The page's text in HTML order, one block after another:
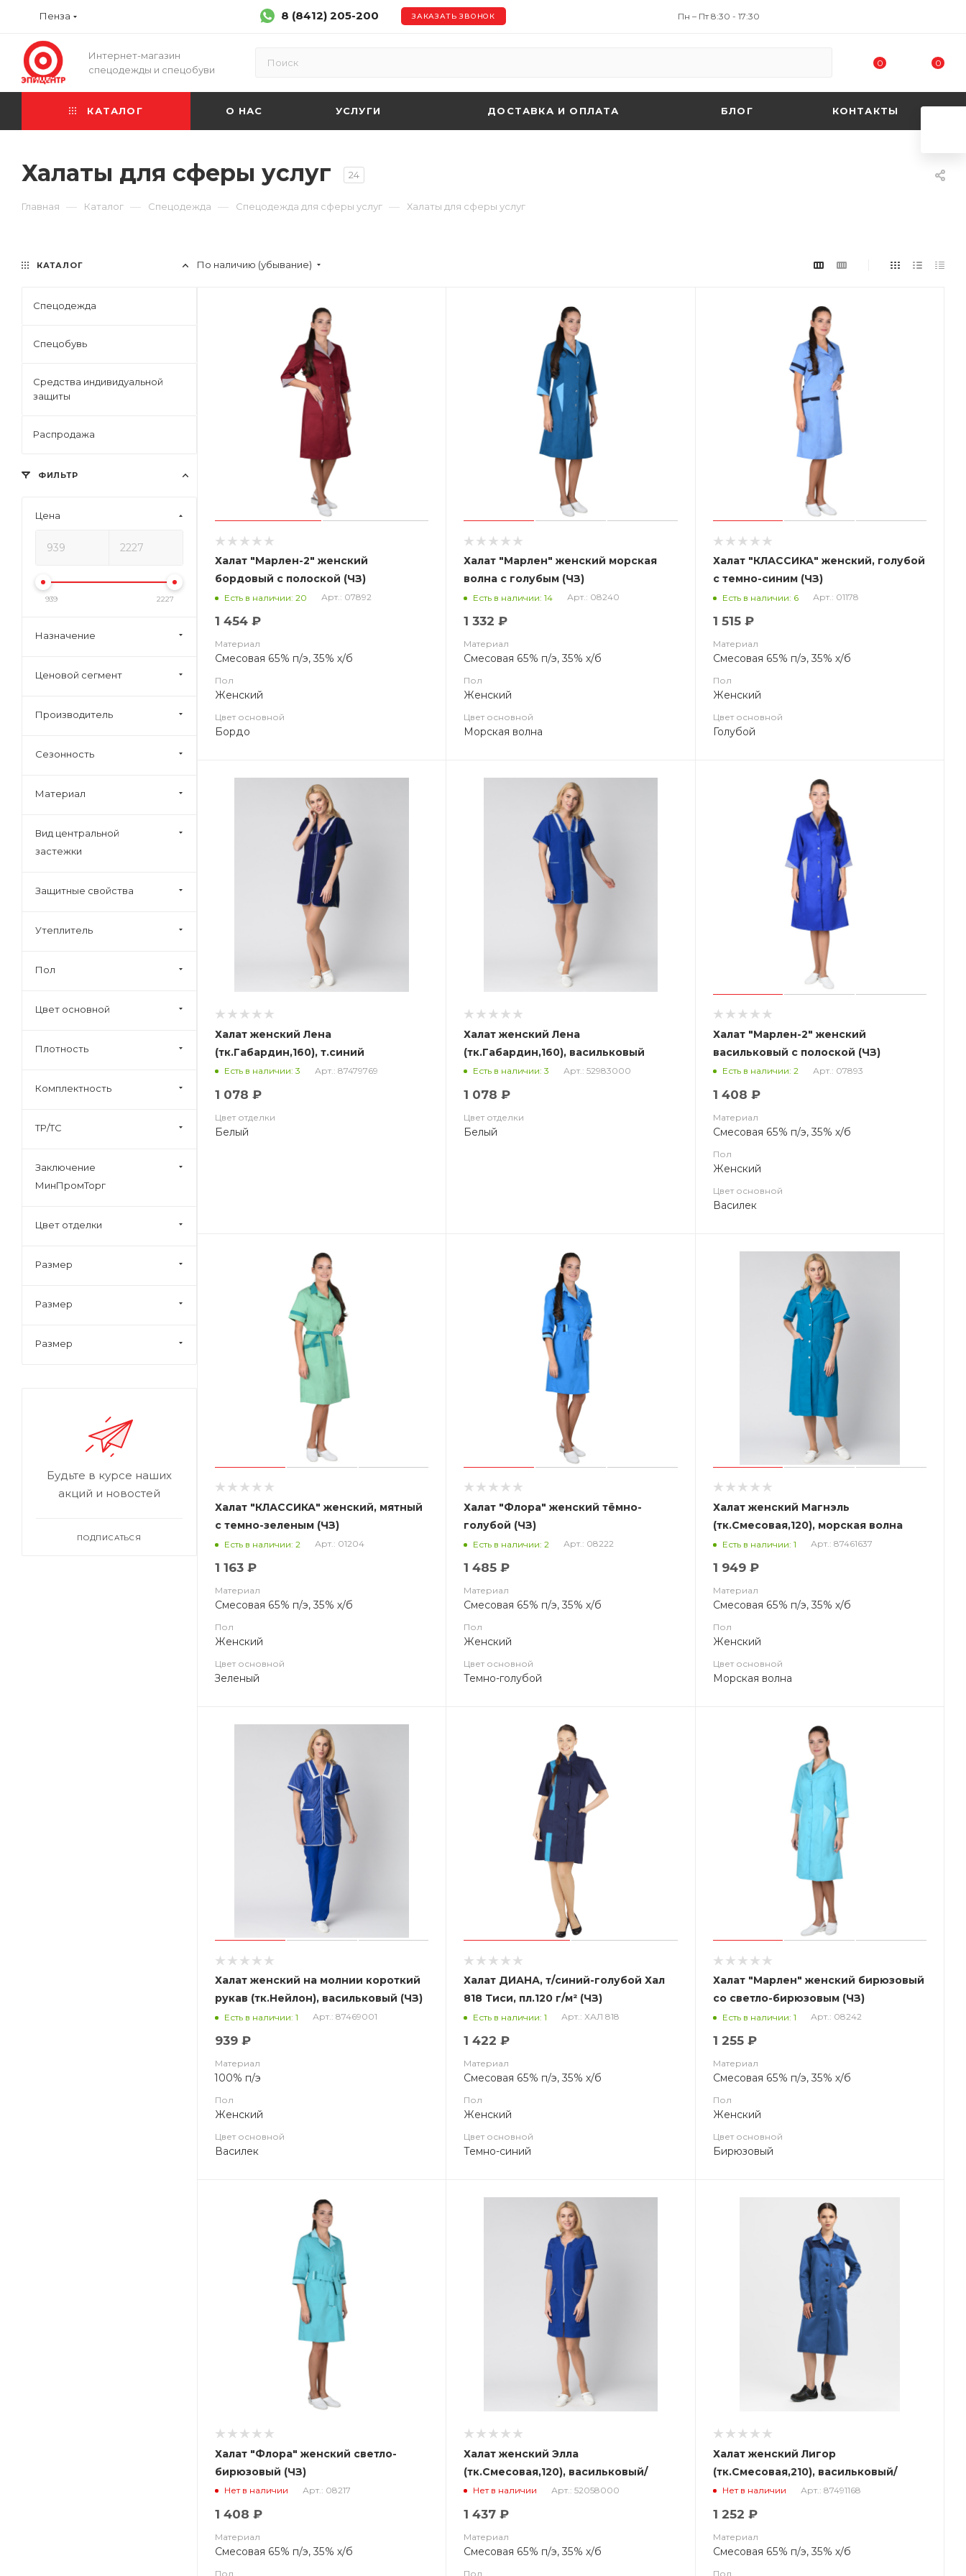
Пенза 8 (8412) 205-200 ЗАКАЗАТЬ ЗВОНОК Пн – Пт 8:30 - 17:30
Интернет-магазин
спецодежды и спецобуви
0 0
КАТАЛОГ О НАС УСЛУГИ ДОСТАВКА И ОПЛАТА БЛОГ КОНТАКТЫ
Халаты для сферы услуг 24
Главная — Каталог — Спецодежда — Спецодежда для сферы услуг — Халаты для сферы услуг
По наличию (убывание)
Халат "Марлен-2" женский
бордовый с полоской (ЧЗ)
Есть в наличии: 20 Арт.: 07892
1 454 ₽
Материал
Смесовая 65% п/э, 35% х/б
Пол
Женский
Цвет основной
Бордо
Халат "Марлен" женский морская
волна с голубым (ЧЗ)
Есть в наличии: 14 Арт.: 08240
1 332 ₽
Материал
Смесовая 65% п/э, 35% х/б
Пол
Женский
Цвет основной
Морская волна
Халат "КЛАССИКА" женский, голубой
с темно-синим (ЧЗ)
Есть в наличии: 6 Арт.: 01178
1 515 ₽
Материал
Смесовая 65% п/э, 35% х/б
Пол
Женский
Цвет основной
Голубой
Халат женский Лена
(тк.Габардин,160), т.синий
Есть в наличии: 3 Арт.: 87479769
1 078 ₽
Цвет отделки
Белый
Халат женский Лена
(тк.Габардин,160), васильковый
Есть в наличии: 3 Арт.: 52983000
1 078 ₽
Цвет отделки
Белый
Халат "Марлен-2" женский
васильковый с полоской (ЧЗ)
Есть в наличии: 2 Арт.: 07893
1 408 ₽
Материал
Смесовая 65% п/э, 35% х/б
Пол
Женский
Цвет основной
Василек
Халат "КЛАССИКА" женский, мятный
с темно-зеленым (ЧЗ)
Есть в наличии: 2 Арт.: 01204
1 163 ₽
Материал
Смесовая 65% п/э, 35% х/б
Пол
Женский
Цвет основной
Зеленый
Халат "Флора" женский тёмно-
голубой (ЧЗ)
Есть в наличии: 2 Арт.: 08222
1 485 ₽
Материал
Смесовая 65% п/э, 35% х/б
Пол
Женский
Цвет основной
Темно-голубой
Халат женский Магнэль
(тк.Смесовая,120), морская волна
Есть в наличии: 1 Арт.: 87461637
1 949 ₽
Материал
Смесовая 65% п/э, 35% х/б
Пол
Женский
Цвет основной
Морская волна
Халат женский на молнии короткий
рукав (тк.Нейлон), васильковый (ЧЗ)
Есть в наличии: 1 Арт.: 87469001
939 ₽
Материал
100% п/э
Пол
Женский
Цвет основной
Василек
Халат ДИАНА, т/синий-голубой Хал
818 Тиси, пл.120 г/м² (ЧЗ)
Есть в наличии: 1 Арт.: ХАЛ 818
1 422 ₽
Материал
Смесовая 65% п/э, 35% х/б
Пол
Женский
Цвет основной
Темно-синий
Халат "Марлен" женский бирюзовый
со светло-бирюзовым (ЧЗ)
Есть в наличии: 1 Арт.: 08242
1 255 ₽
Материал
Смесовая 65% п/э, 35% х/б
Пол
Женский
Цвет основной
Бирюзовый
Халат "Флора" женский светло-
бирюзовый (ЧЗ)
Нет в наличии Арт.: 08217
1 408 ₽
Материал
Смесовая 65% п/э, 35% х/б
Пол
Халат женский Элла
(тк.Смесовая,120), васильковый/
белый
Нет в наличии Арт.: 52058000
1 437 ₽
Материал
Смесовая 65% п/э, 35% х/б
Пол
Халат женский Лигор
(тк.Смесовая,210), васильковый/
т.синий
Нет в наличии Арт.: 87491168
1 252 ₽
Материал
Смесовая 65% п/э, 35% х/б
Пол
КАТАЛОГ
Спецодежда
Спецобувь
Средства индивидуальной
защиты
Распродажа
ФИЛЬТР
Цена
939 2227
Назначение
Ценовой сегмент
Производитель
Сезонность
Материал
Вид центральной
застежки
Защитные свойства
Утеплитель
Пол
Цвет основной
Плотность
Комплектность
ТР/ТС
Заключение
МинПромТорг
Цвет отделки
Размер
Размер
Размер
Будьте в курсе наших
акций и новостей
ПОДПИСАТЬСЯ